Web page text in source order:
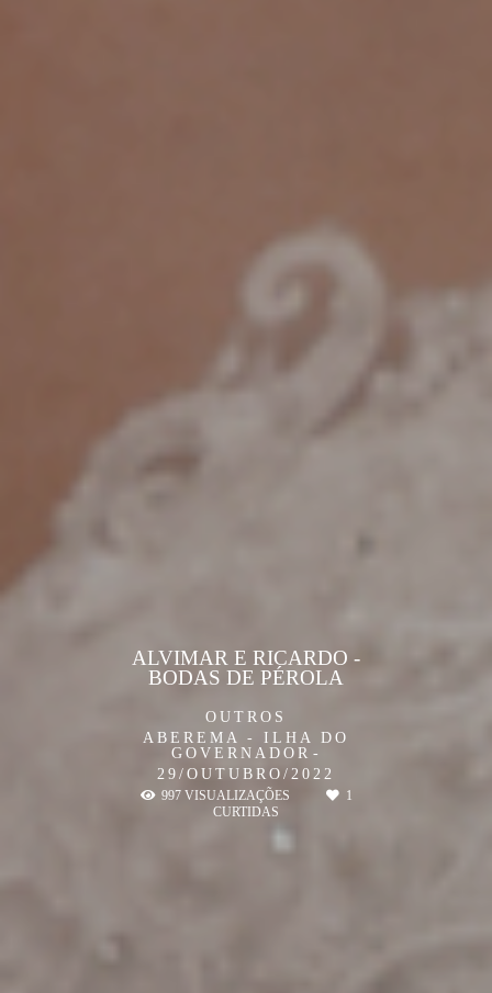
OUTROS
ABEREMA - ILHA DO
GOVERNADOR
29/OUTUBRO/2022
ALVIMAR E RICARDO -
BODAS DE PÉROLA
997VISUALIZAÇÕES
1
CURTIDAS